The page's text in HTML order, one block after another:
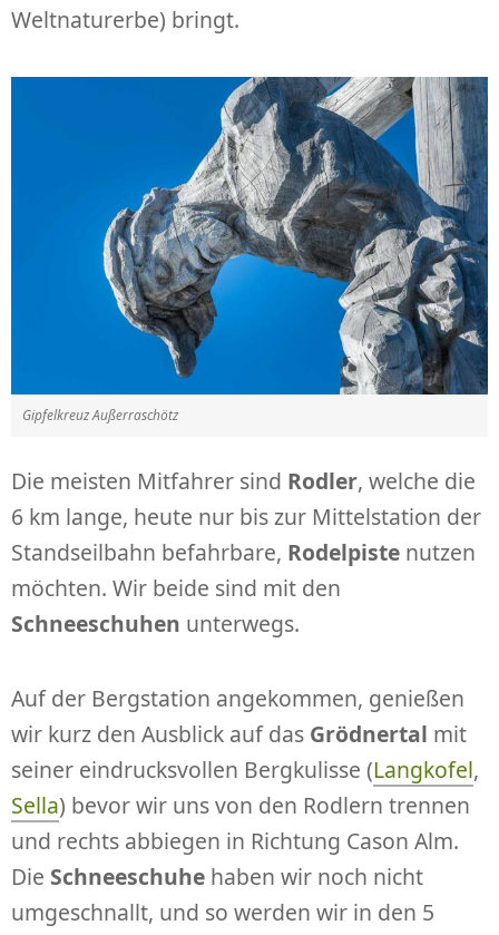
Weltnaturerbe) bringt.
Gipfelkreuz Außerraschötz
Die meisten Mitfahrer sind Rodler, welche die
6 km lange, heute nur bis zur Mittelstation der
Standseilbahn befahrbare, Rodelpiste nutzen
möchten. Wir beide sind mit den
Schneeschuhen unterwegs.
Auf der Bergstation angekommen, genießen
wir kurz den Ausblick auf das Grödnertal mit
seiner eindrucksvollen Bergkulisse (Langkofel,
Sella) bevor wir uns von den Rodlern trennen
und rechts abbiegen in Richtung Cason Alm.
Die Schneeschuhe haben wir noch nicht
umgeschnallt, und so werden wir in den 5